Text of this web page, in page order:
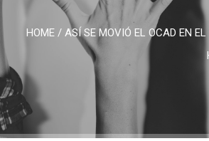
HOME / ASÍ SE MOVIÓ EL OCAD EN EL